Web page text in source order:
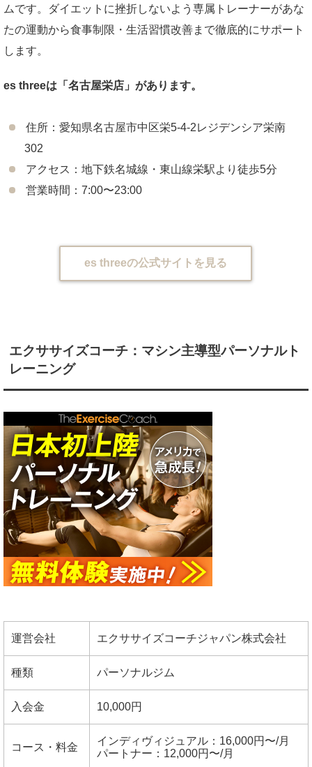
ムです。ダイエットに挫折しないよう専属トレーナーがあな
たの運動から食事制限・生活習慣改善まで徹底的にサポート
します。
es threeは「名古屋栄店」があります。
住所：愛知県名古屋市中区栄5-4-2レジデンシア栄南
302
アクセス：地下鉄名城線・東山線栄駅より徒歩5分
営業時間：7:00〜23:00
es threeの公式サイトを見る
エクササイズコーチ：マシン主導型パーソナルト
レーニング
運営会社 エクササイズコーチジャパン株式会社
種類 パーソナルジム
入会金 10,000円
コース・料金
インディヴィジュアル：16,000円〜/月
パートナー：12,000円〜/月